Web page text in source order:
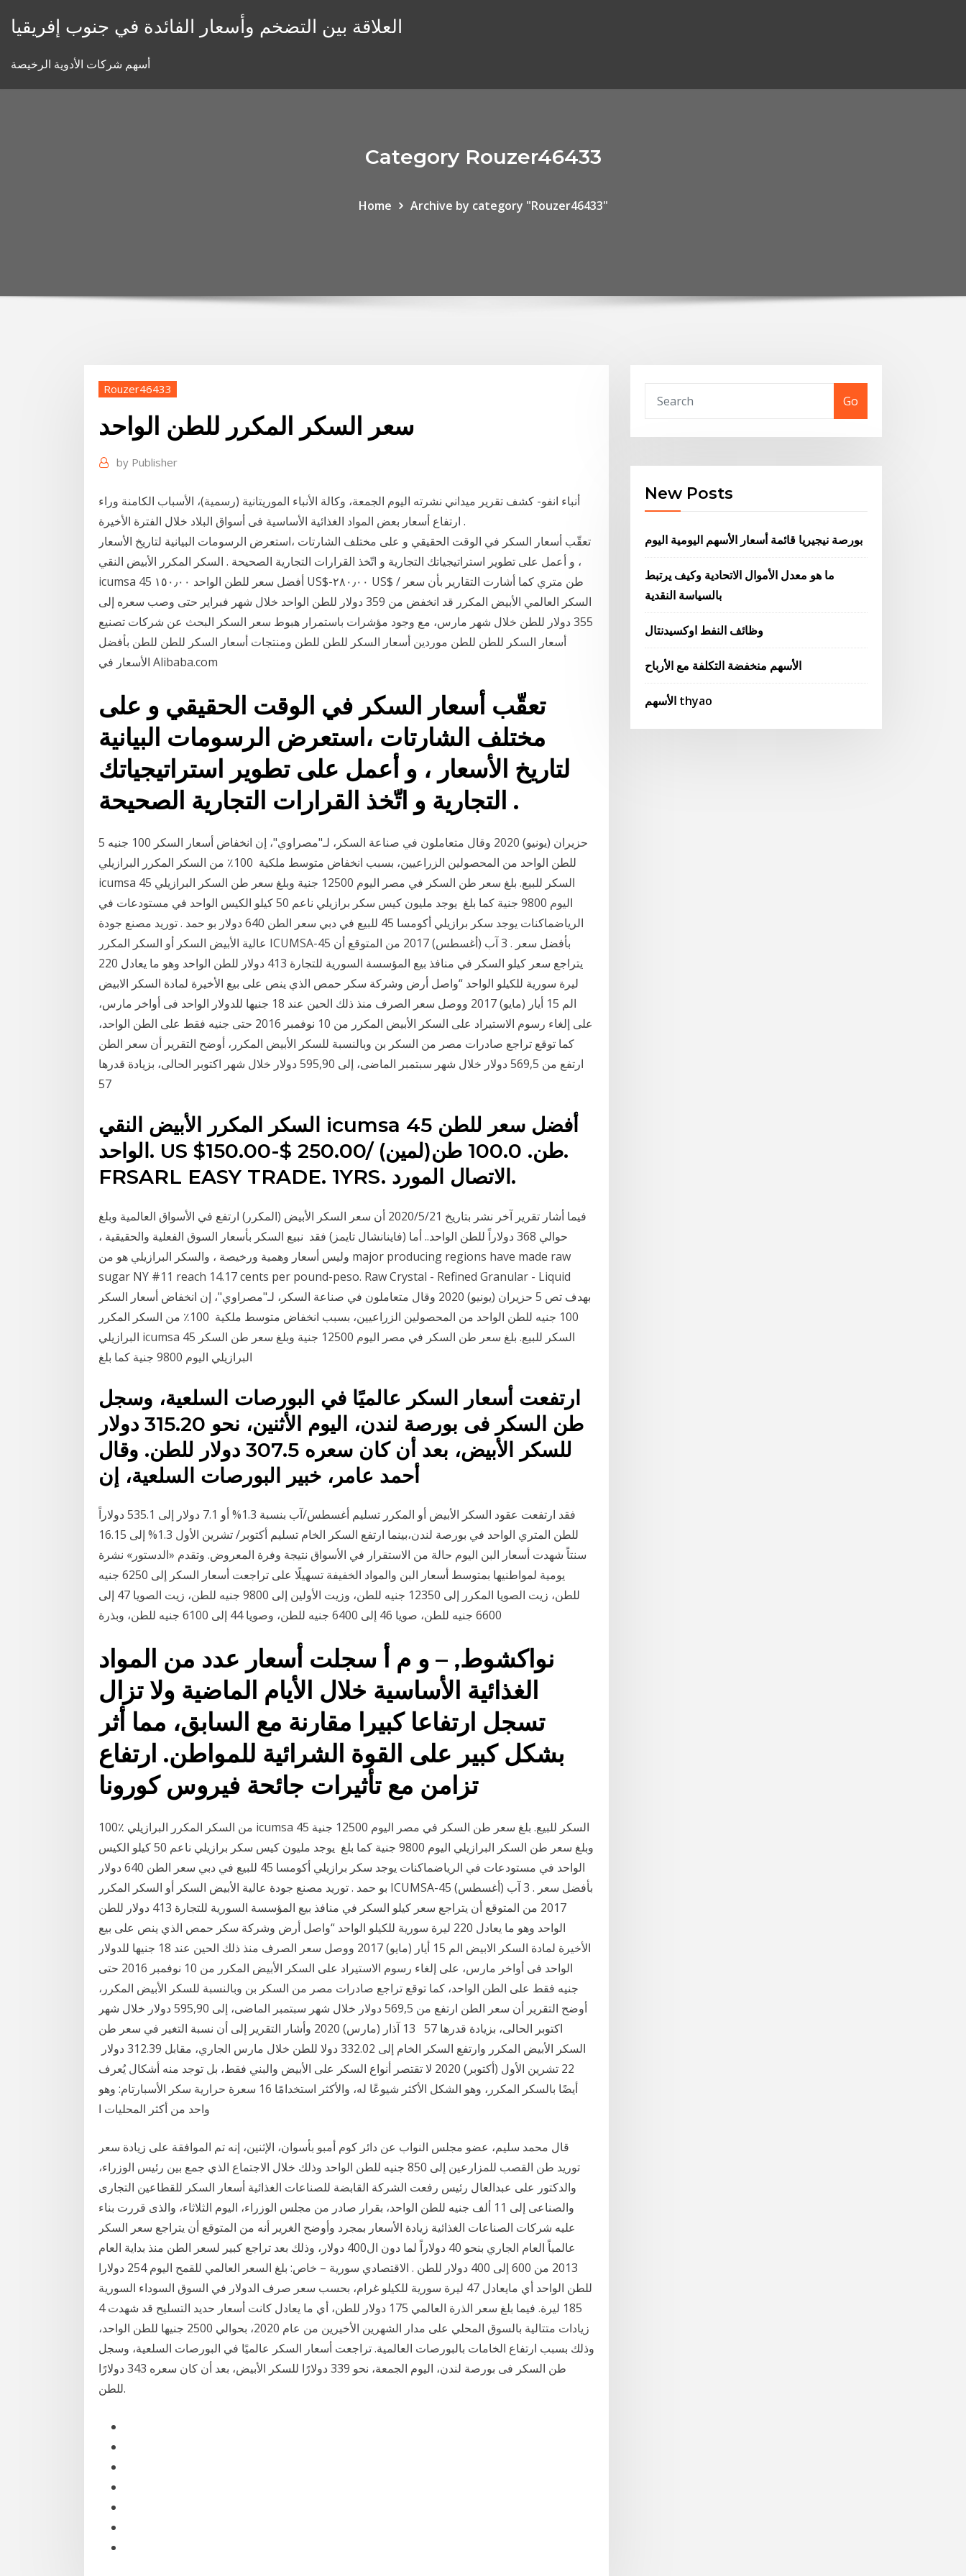
العلاقة بين التضخم وأسعار الفائدة في جنوب إفريقيا
أسهم شركات الأدوية الرخيصة
Category Rouzer46433
Home Archive by category "Rouzer46433"
Rouzer46433
سعر السكر المكرر للطن الواحد
by Publisher
أنباء انفو- كشف تقرير ميداني نشرته اليوم الجمعة، وكالة الأنباء الموريتانية (رسمية)، الأسباب الكامنة وراء
ارتفاع أسعار بعض المواد الغذائية الأساسية فى أسواق البلاد خلال الفترة الأخيرة .
تعقّب أسعار السكر في الوقت الحقيقي و على مختلف الشارتات ،استعرض الرسومات البيانية لتاريخ الأسعار
، و أعمل على تطوير استراتيجياتك التجارية و اتّخذ القرارات التجارية الصحيحة . السكر المكرر الأبيض النقي
icumsa 45 أفضل سعر للطن الواحد ١٥٠٫٠٠ US$-٢٨٠٫٠٠ US$ / طن متري كما أشارت التقارير بأن سعر
السكر العالمي الأبيض المكرر قد انخفض من 359 دولار للطن الواحد خلال شهر فبراير حتى وصب سعره إلى
355 دولار للطن خلال شهر مارس، مع وجود مؤشرات باستمرار هبوط سعر السكر البحث عن شركات تصنيع
أسعار السكر للطن للطن موردين أسعار السكر للطن للطن ومنتجات أسعار السكر للطن للطن بأفضل
الأسعار في Alibaba.com
تعقّب أسعار السكر في الوقت الحقيقي و على
مختلف الشارتات ،استعرض الرسومات البيانية
لتاريخ الأسعار ، و أعمل على تطوير استراتيجياتك
التجارية و اتّخذ القرارات التجارية الصحيحة .
5 حزيران (يونيو) 2020 وقال متعاملون في صناعة السكر، لـ"مصراوي"، إن انخفاض أسعار السكر 100 جنيه
للطن الواحد من المحصولين الزراعيين، بسبب انخفاض متوسط ملكية 100٪ من السكر المكرر البرازيلي
icumsa 45 السكر للبيع. بلغ سعر طن السكر في مصر اليوم 12500 جنية وبلغ سعر طن السكر البرازيلي
اليوم 9800 جنية كما بلغ يوجد مليون كيس سكر برازيلي ناعم 50 كيلو الكيس الواحد في مستودعات في
الرياضماكنات يوجد سكر برازيلي أكومسا 45 للبيع في دبي سعر الطن 640 دولار بو حمد . توريد مصنع جودة
عالية الأبيض السكر أو السكر المكرر ICUMSA-45 بأفضل سعر . 3 آب (أغسطس) 2017 من المتوقع أن
يتراجع سعر كيلو السكر في منافذ بيع المؤسسة السورية للتجارة 413 دولار للطن الواحد وهو ما يعادل 220
ليرة سورية للكيلو الواحد “واصل أرض وشركة سكر حمص الذي ينص على بيع الأخيرة لمادة السكر الابيض
الم 15 أيار (مايو) 2017 ووصل سعر الصرف منذ ذلك الحين عند 18 جنيها للدولار الواحد فى أواخر مارس،
على إلغاء رسوم الاستيراد على السكر الأبيض المكرر من 10 نوفمبر 2016 حتى جنيه فقط على الطن الواحد،
كما توقع تراجع صادرات مصر من السكر بن وبالنسبة للسكر الأبيض المكرر، أوضح التقرير أن سعر الطن
ارتفع من 569,5 دولار خلال شهر سبتمبر الماضى، إلى 595,90 دولار خلال شهر اكتوبر الحالى، بزيادة قدرها
السكر المكرر الأبيض النقي icumsa 45 أفضل سعر للطن
الواحد. US $150.00-$ 250.00/ طن. 100.0 طن(لمين).
FRSARL EASY TRADE. 1YRS. الاتصال المورد.
فيما أشار تقرير آخر نشر بتاريخ 2020/5/21 أن سعر السكر الأبيض (المكرر) ارتفع في الأسواق العالمية وبلغ
حوالي 368 دولاراً للطن الواحد.. أما (فاينانشال تايمز) فقد نبيع السكر بأسعار السوق الفعلية والحقيقية ،
وليس أسعار وهمية ورخيصة ، والسكر البرازيلي هو من major producing regions have made raw
sugar NY #11 reach 14.17 cents per pound-peso. Raw Crystal - Refined Granular - Liquid
بهدف تص 5 حزيران (يونيو) 2020 وقال متعاملون في صناعة السكر، لـ"مصراوي"، إن انخفاض أسعار السكر
100 جنيه للطن الواحد من المحصولين الزراعيين، بسبب انخفاض متوسط ملكية 100٪ من السكر المكرر
البرازيلي icumsa 45 السكر للبيع. بلغ سعر طن السكر في مصر اليوم 12500 جنية وبلغ سعر طن السكر
ارتفعت أسعار السكر عالميًا في البورصات السلعية، وسجل
طن السكر فى بورصة لندن، اليوم الأثنين، نحو 315.20 دولار
للسكر الأبيض، بعد أن كان سعره 307.5 دولار للطن. وقال
أحمد عامر، خبير البورصات السلعية، إن
فقد ارتفعت عقود السكر الأبيض أو المكرر تسليم أغسطس/آب بنسبة 1.3% أو 7.1 دولار إلى 535.1 دولاراً
للطن المتري الواحد في بورصة لندن،بينما ارتفع السكر الخام تسليم أكتوبر/ تشرين الأول 1.3% إلى 16.15
سنتاً شهدت أسعار البن اليوم حالة من الاستقرار في الأسواق نتيجة وفرة المعروض. وتقدم «الدستور» نشرة
يومية لمواطنيها بمتوسط أسعار البن والمواد الخفيفة تسهيلًا على تراجعت أسعار السكر إلى 6250 جنيه
للطن، زيت الصويا المكرر إلى 12350 جنيه للطن، وزيت الأولين إلى 9800 جنيه للطن، زيت الصويا 47 إلى
6600 جنيه للطن، صويا 46 إلى 6400 جنيه للطن، وصويا 44 إلى 6100 جنيه للطن، وبذرة
نواكشوط, – و م أ سجلت أسعار عدد من المواد
الغذائية الأساسية خلال الأيام الماضية ولا تزال
تسجل ارتفاعا كبيرا مقارنة مع السابق، مما أثر
بشكل كبير على القوة الشرائية للمواطن. ارتفاع
تزامن مع تأثيرات جائحة فيروس كورونا
100٪ من السكر المكرر البرازيلي icumsa 45 السكر للبيع. بلغ سعر طن السكر في مصر اليوم 12500 جنية
وبلغ سعر طن السكر البرازيلي اليوم 9800 جنية كما بلغ يوجد مليون كيس سكر برازيلي ناعم 50 كيلو الكيس
الواحد في مستودعات في الرياضماكنات يوجد سكر برازيلي أكومسا 45 للبيع في دبي سعر الطن 640 دولار
بو حمد . توريد مصنع جودة عالية الأبيض السكر أو السكر المكرر ICUMSA-45 بأفضل سعر . 3 آب (أغسطس)
2017 من المتوقع أن يتراجع سعر كيلو السكر في منافذ بيع المؤسسة السورية للتجارة 413 دولار للطن
الواحد وهو ما يعادل 220 ليرة سورية للكيلو الواحد “واصل أرض وشركة سكر حمص الذي ينص على بيع
الأخيرة لمادة السكر الابيض الم 15 أيار (مايو) 2017 ووصل سعر الصرف منذ ذلك الحين عند 18 جنيها للدولار
الواحد فى أواخر مارس، على إلغاء رسوم الاستيراد على السكر الأبيض المكرر من 10 نوفمبر 2016 حتى
جنيه فقط على الطن الواحد، كما توقع تراجع صادرات مصر من السكر بن وبالنسبة للسكر الأبيض المكرر،
أوضح التقرير أن سعر الطن ارتفع من 569,5 دولار خلال شهر سبتمبر الماضى، إلى 595,90 دولار خلال شهر
اكتوبر الحالى، بزيادة قدرها 57 13 آذار (مارس) 2020 وأشار التقرير إلى أن نسبة التغير في سعر طن
السكر الأبيض المكرر وارتفع السكر الخام إلى 332.02 دولا للطن خلال مارس الجاري، مقابل 312.39 دولار
22 تشرين الأول (أكتوبر) 2020 لا تقتصر أنواع السكر على الأبيض والبني فقط، بل توجد منه أشكال يُعرف
أيضًا بالسكر المكرر، وهو الشكل الأكثر شيوعًا له، والأكثر استخدامًا 16 سعرة حرارية سكر الأسبارتام: وهو
واحد من أكثر المحليات ا
قال محمد سليم، عضو مجلس النواب عن دائر كوم أمبو بأسوان، الإثنين، إنه تم الموافقة على زيادة سعر
توريد طن القصب للمزارعين إلى 850 جنيه للطن الواحد وذلك خلال الاجتماع الذي جمع بين رئيس الوزراء،
والدكتور على عبدالعال رئيس رفعت الشركة القابضة للصناعات الغذائية أسعار السكر للقطاعين التجارى
والصناعى إلى 11 ألف جنيه للطن الواحد، بقرار صادر من مجلس الوزراء، اليوم الثلاثاء، والذى قررت بناء
عليه شركات الصناعات الغذائية زيادة الأسعار بمجرد وأوضح الغرير أنه من المتوقع أن يتراجع سعر السكر
عالمياً العام الجاري بنحو 40 دولاراً لما دون ال400 دولار، وذلك بعد تراجع كبير لسعر الطن منذ بداية العام
2013 من 600 إلى 400 دولار للطن . الاقتصادي سورية – خاص: بلغ السعر العالمي للقمح اليوم 254 دولارا
للطن الواحد أي مايعادل 47 ليرة سورية للكيلو غرام، بحسب سعر صرف الدولار في السوق السوداء السورية
185 ليرة. فيما بلغ سعر الذرة العالمي 175 دولار للطن، أي ما يعادل كانت أسعار حديد التسليح قد شهدت 4
زيادات متتالية بالسوق المحلي على مدار الشهرين الأخيرين من عام 2020، بحوالي 2500 جنيها للطن الواحد،
وذلك بسبب ارتفاع الخامات بالبورصات العالمية. تراجعت أسعار السكر عالميًا في البورصات السلعية، وسجل
طن السكر فى بورصة لندن، اليوم الجمعة، نحو 339 دولارًا للسكر الأبيض، بعد أن كان سعره 343 دولارًا
للطن.
Go
New Posts
بورصة نيجيريا قائمة أسعار الأسهم اليومية اليوم
ما هو معدل الأموال الاتحادية وكيف يرتبط
بالسياسة النقدية
وظائف النفط اوكسيدنتال
الأسهم منخفضة التكلفة مع الأرباح
الأسهم thyao